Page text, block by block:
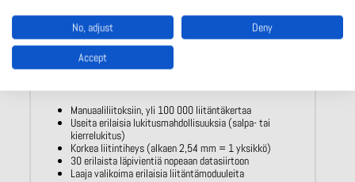
Modulaarinen suorakaideliitin ODU-MAC White-
Manuaaliliitoksiin, yli 100 000 liitäntäkertaa
Useita erilaisia lukitusmahdollisuuksia (salpa- tai
kierrelukitus)
Korkea liitintiheys (alkaen 2,54 mm = 1 yksikkö)
30 erilaista läpivientiä nopeaan datasiirtoon
Laaja valikoima erilaisia liitäntämoduuleita
No, adjust Deny
Accept